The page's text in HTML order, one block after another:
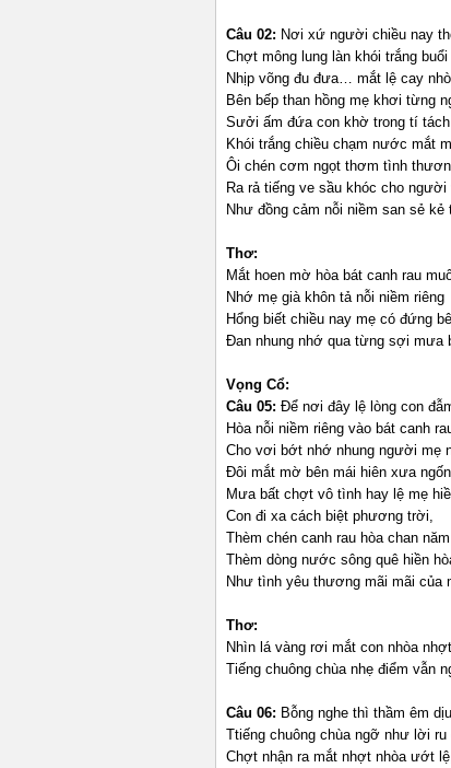
Câu 02: Nơi xứ người chiều nay
Chợt mông lung làn khói trắng
Nhịp võng đu đưa… mắt lệ cay
Bên bếp than hồng mẹ khơi từng
Sưởi ấm đứa con khờ trong tí
Khói trắng chiều chạm nước mắt
Ôi chén cơm ngọt thơm tình
Ra rả tiếng ve sầu khóc cho
Như đồng cảm nỗi niềm san sẻ
Thơ:
Mắt hoen mờ hòa bát canh rau
Nhớ mẹ già khôn tả nỗi niềm riêng
Hổng biết chiều nay mẹ có đứng
Đan nhung nhớ qua từng sợi mưa
Vọng Cổ:
Câu 05: Để nơi đây lệ lòng con
Hòa nỗi niềm riêng vào bát canh
Cho vơi bớt nhớ nhung người mẹ
Đôi mắt mờ bên mái hiên xưa
Mưa bất chợt vô tình hay lệ mẹ
Con đi xa cách biệt phương trời,
Thèm chén canh rau hòa chan
Thèm dòng nước sông quê hiền
Như tình yêu thương mãi mãi của
Thơ:
Nhìn lá vàng rơi mắt con nhòa nhợt
Tiếng chuông chùa nhẹ điểm vẫn
Câu 06: Bỗng nghe thì thầm êm
Ttiếng chuông chùa ngỡ như lời ru
Chợt nhận ra mắt nhợt nhòa ướt